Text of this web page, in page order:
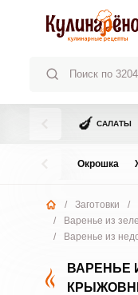
🍆 САЛАТЫ
Окрошка
/ Заготовки /
/
Варенье из
/
Варенье из
ВАРЕНЬЕ